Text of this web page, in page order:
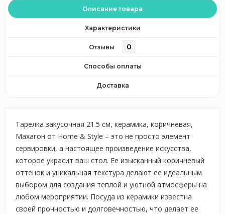
Описание товара
Характеристики
Отзывы 0
Способы оплаты
Доставка
Тарелка закусочная 21.5 см, керамика, коричневая,
Махагон от Home & Style – это не просто элемент
сервировки, а настоящее произведение искусства,
которое украсит ваш стол. Ее изысканный коричневый
оттенок и уникальная текстура делают ее идеальным
выбором для создания теплой и уютной атмосферы на
любом мероприятии. Посуда из керамики известна
своей прочностью и долговечностью, что делает ее